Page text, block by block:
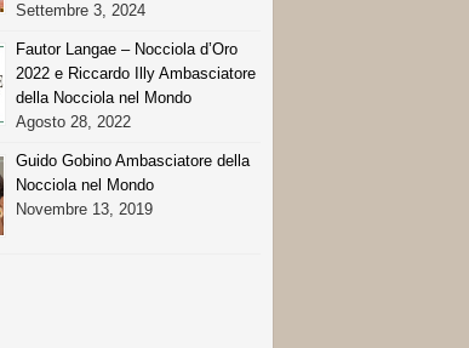
Settembre 3, 2024
Fautor Langae – Nocciola d’Oro
2022 e Riccardo Illy Ambasciatore
della Nocciola nel Mondo
Agosto 28, 2022
Guido Gobino Ambasciatore della
Nocciola nel Mondo
Novembre 13, 2019